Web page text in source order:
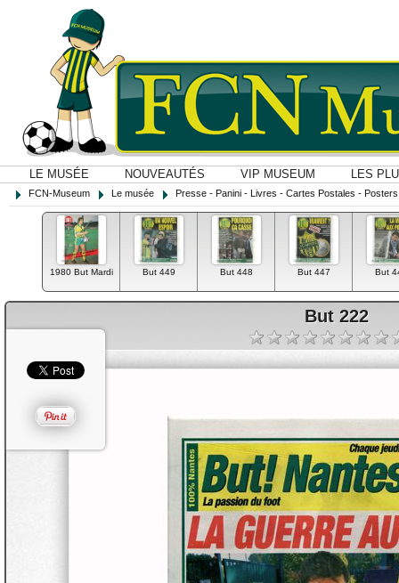
LE MUSÉE NOUVEAUTÉS VIP MUSEUM LES
FCN-Museum Le musée Presse - Panini - Livres - Cartes Postales -
1980 But Mardi But 449 But 448 But 447 But
But 222